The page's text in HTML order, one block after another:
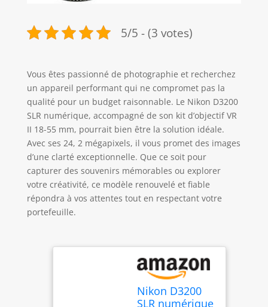
5/5 - (3 votes)
Vous êtes passionné de photographie et recherchez
un appareil performant qui ne compromet pas la
qualité pour un budget raisonnable. Le Nikon D3200
SLR numérique, accompagné de son kit d’objectif VR
II 18-55 mm, pourrait bien être la solution idéale.
Avec ses 24, 2 mégapixels, il vous promet des images
d’une clarté exceptionnelle. Que ce soit pour
capturer des souvenirs mémorables ou explorer
votre créativité, ce modèle renouvelé et fiable
répondra à vos attentes tout en respectant votre
portefeuille.
Nikon D3200
SLR numérique